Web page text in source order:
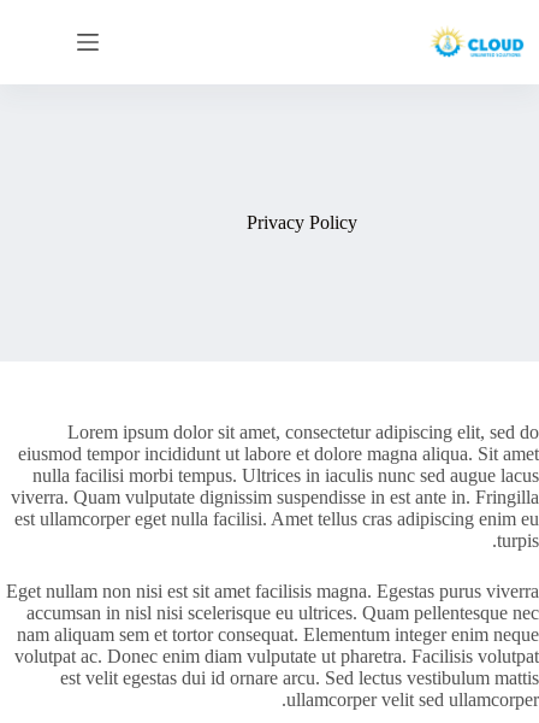
المحتوى
Privacy Policy
Lorem ipsum dolor sit amet, consectetur adipiscing elit, sed do
eiusmod tempor incididunt ut labore et dolore magna aliqua. Sit amet
nulla facilisi morbi tempus. Ultrices in iaculis nunc sed augue lacus
viverra. Quam vulputate dignissim suspendisse in est ante in. Fringilla
est ullamcorper eget nulla facilisi. Amet tellus cras adipiscing enim eu
turpis.
Eget nullam non nisi est sit amet facilisis magna. Egestas purus viverra
accumsan in nisl nisi scelerisque eu ultrices. Quam pellentesque nec
nam aliquam sem et tortor consequat. Elementum integer enim neque
volutpat ac. Donec enim diam vulputate ut pharetra. Facilisis volutpat
est velit egestas dui id ornare arcu. Sed lectus vestibulum mattis
ullamcorper velit sed ullamcorper.